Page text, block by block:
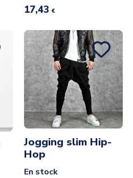
17,43 €
Jogging slim Hip-
Hop
En stock